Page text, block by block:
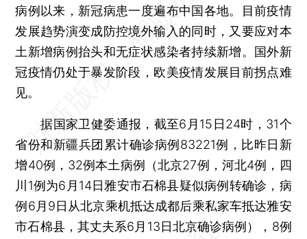
病例以来，新冠病患一度遍布中国各地。目前疫情
发展趋势演变成防控境外输入的同时，又要应对本
土新增病例抬头和无症状感染者持续新增。国外新
冠疫情仍处于暴发阶段，欧美疫情发展目前拐点难
见。
据国家卫健委通报，截至6月15日24时，31个
省份和新疆兵团累计确诊病例83221例，比昨日新
增40例，32例本土病例（北京27例，河北4例，四
川1例为6月14日雅安市石棉县疑似病例转确诊，病
例6月9日从北京乘机抵达成都后乘私家车抵达雅安
市石棉县，其丈夫系6月13日北京确诊病例），8例